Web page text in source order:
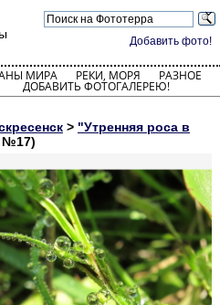
Добавить фото!
МИРА РЕКИ, МОРЯ РАЗНОЕ
ДОБАВИТЬ ФОТОГАЛЕРЕЮ!
> "Утренняя роса в
№17)